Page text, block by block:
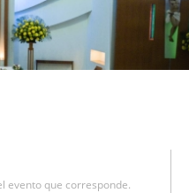
evento que corresponde.